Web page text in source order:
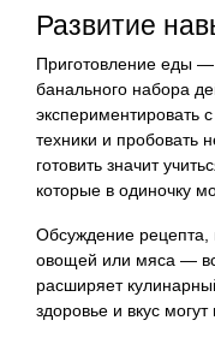
Развитие
Приготовление еды
банального набора
экспериментировать
техники и пробовать
готовить значит
которые в одиночку
Обсуждение рецепта,
овощей или мяса —
расширяет
здоровье и вкус могут